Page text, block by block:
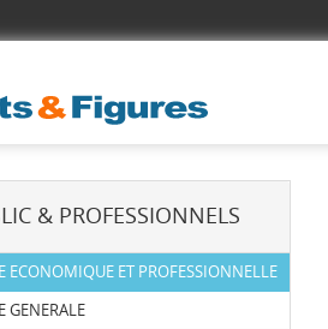
& PROFESSIONNELS
ECONOMIQUE ET PROFESSIONNELLE
GENERALE